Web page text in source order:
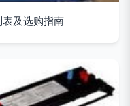
及选购指南